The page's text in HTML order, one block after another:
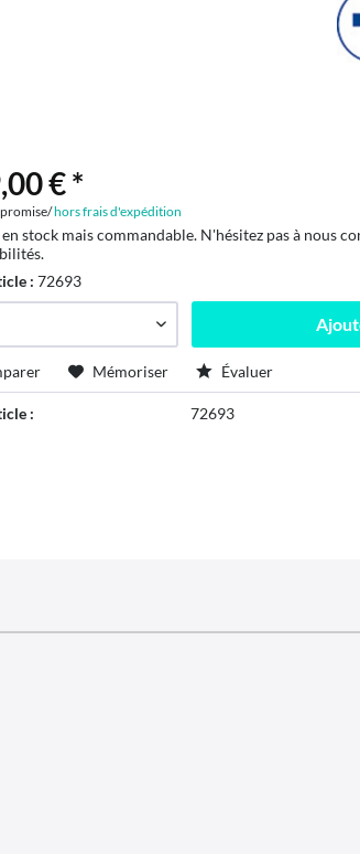
€ *
hors frais d'expédition
en stock mais commandable. N'hésitez pas à nous
:72693
Mémoriser Évaluer
: 72693